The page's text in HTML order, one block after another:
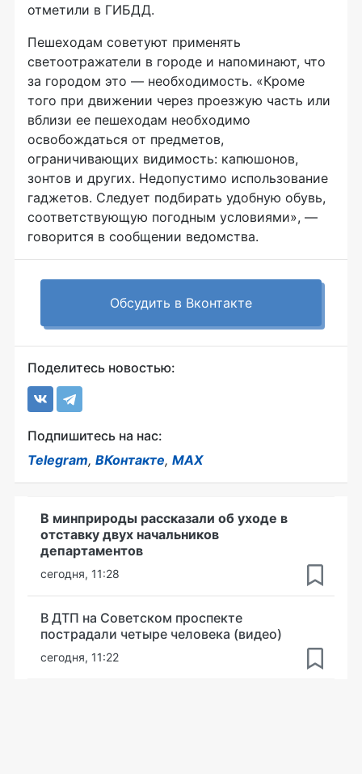
отметили в ГИБДД. ​
Пешеходам советуют применять
светоотражатели в городе и напоминают, что
за городом это — необходимость. «Кроме
того при движении через проезжую часть или
вблизи ее пешеходам необходимо
освобождаться от предметов,
ограничивающих видимость: капюшонов,
зонтов и других. Недопустимо использование
гаджетов. Следует подбирать удобную обувь,
соответствующую погодным условиями», —
говорится в сообщении ведомства.
Обсудить в Вконтакте
Поделитесь новостью:
Подпишитесь на нас:
Telegram, ВКонтакте, MAX
В минприроды рассказали об уходе в
отставку двух начальников
департаментов
сегодня, 11:28
В ДТП на Советском проспекте
пострадали четыре человека (видео)
сегодня, 11:22